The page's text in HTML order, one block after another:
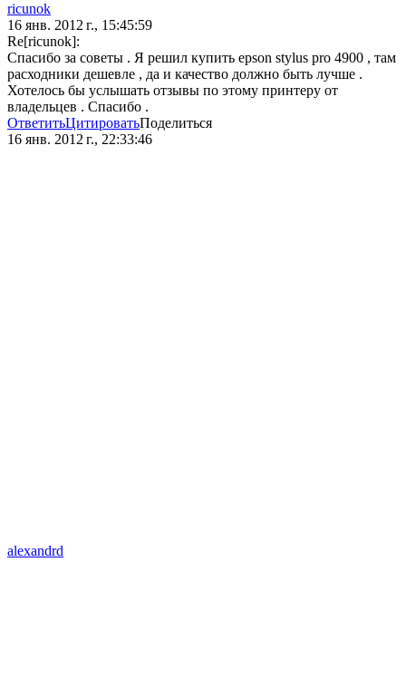
ricunok
16 янв. 2012 г., 15:45:59
Re[ricunok]:
Спасибо за советы . Я решил купить epson stylus pro 4900 , там
расходники дешевле , да и качество должно быть лучше .
Хотелось бы услышать отзывы по этому принтеру от
владельцев . Спасибо .
ОтветитьЦитироватьПоделиться
16 янв. 2012 г., 22:33:46
alexandrd